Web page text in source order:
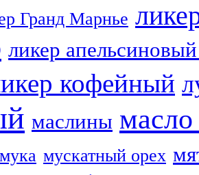
Гранд Марнье
ликер
кофейный
маслины масло
мука мускатный орех